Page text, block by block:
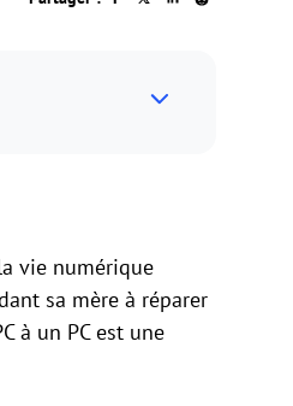
vie numérique
sa mère à réparer
à un PC est une